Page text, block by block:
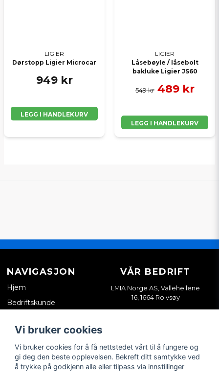
LIGIER
Dørstopp Ligier Microcar
949 kr
LEGG I HANDLEKURV
LIGIER
Låsebøyle / låsebolt
bakluke Ligier JS60
549 kr 489 kr
LEGG I HANDLEKURV
NAVIGASJON
Hjem
Bedriftskunde
Salgsvilkår
Tips & guider
VÅR BEDRIFT
LMIA Norge AS, Vallehellene
16, 1664 Rolvsøy
Org. nr. 933898814
SOSIALE MEDIER MIN KONTO
Vi bruker cookies
Vi bruker cookies for å få nettstedet vårt til å fungere og
gi deg den beste opplevelsen. Bekreft ditt samtykke ved
å trykke på godkjenn alle eller tilpass via innstillinger